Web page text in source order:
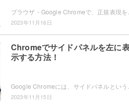
2023年11月16日
Chromeでサイドパネルを左に
示する方法！
2023年11月15日